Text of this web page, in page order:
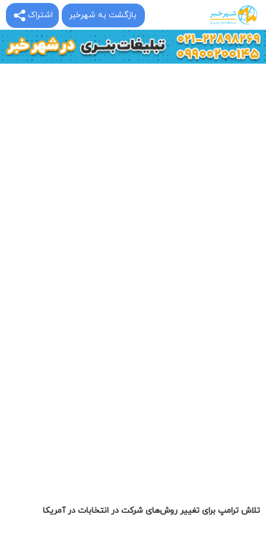
اشتراک بازگشت به شهرخبر
تلاش ترامپ برای تغییر روش‌های شرکت در انتخابات در آمریکا